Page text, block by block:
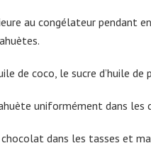
au congélateur pendant
de coco, le sucre d’huile de
uniformément dans les
dans les tasses et